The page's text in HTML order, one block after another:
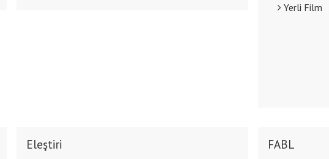
Yerli Film
Eleştiri FABL